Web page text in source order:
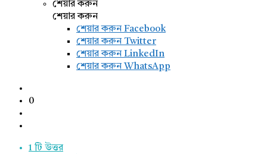
শেয়ার করুন
শেয়ার করুন
শেয়ার করুনFacebook
শেয়ার করুন Twitter
শেয়ার করুন LinkedIn
শেয়ার করুন WhatsApp
0
1 টি উত্তর